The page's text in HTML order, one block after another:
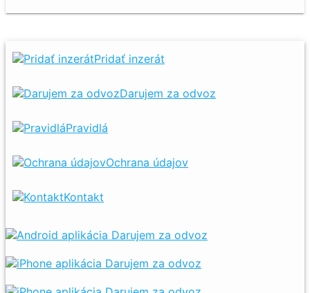
Pridať inzerát
Darujem za odvoz
Pravidlá
Ochrana údajov
Kontakt